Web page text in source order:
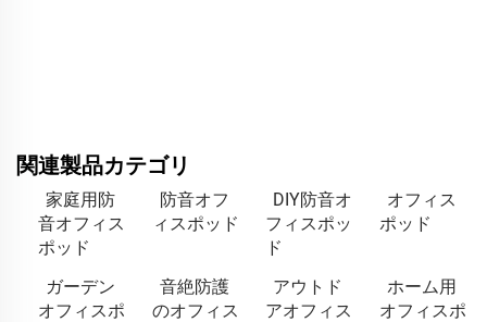
関連製品カテゴリ
家庭用防
音オフィス
ポッド
防音オフ
ィスポッド
DIY防音オ
フィスポッ
ド
オフィス
ポッド
ガーデン
オフィスポ
音絶防護
のオフィス
アウトド
アオフィス
ホーム用
オフィスポ